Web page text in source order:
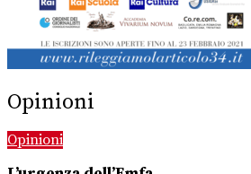
Opinioni
Opinioni